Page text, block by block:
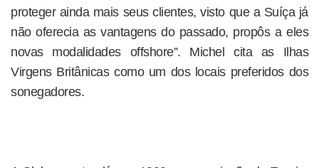
proteger ainda mais seus clientes, visto que a Suíça já
não oferecia as vantagens do passado, propôs a eles
novas modalidades offshore”. Michel cita as Ilhas
Virgens Britânicas como um dos locais preferidos dos
sonegadores.